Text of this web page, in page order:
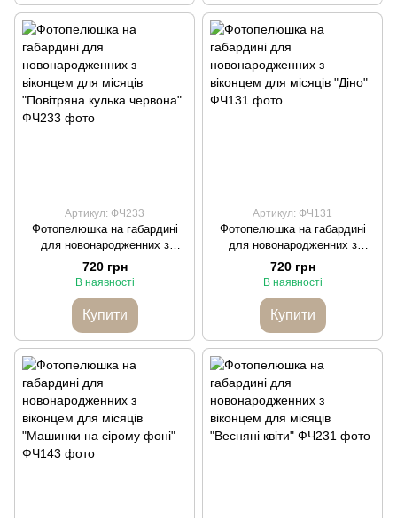
Артикул: ФЧ233
Фотопелюшка на габардині
для новонародженних з
віконцем для місяців
"Повітряна кулька червона"
720 грн
В наявності
Купити
Артикул: ФЧ131
Фотопелюшка на габардині
для новонародженних з
віконцем для місяців "Діно"
720 грн
В наявності
Купити